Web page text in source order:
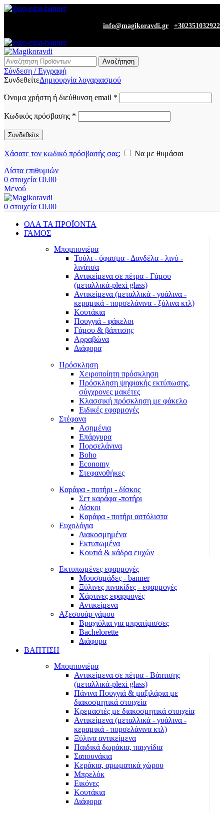
info@magikoravdi.gr +302351032922
Αναζήτηση
Σύνδεση / Εγγραφή
ΣυνδεθείτεΔημιουργία λογαριασμού
Όνομα χρήστη ή διεύθυνση email *
Κωδικός πρόσβασης *
Συνδεθείτε
Χάσατε τον κωδικό πρόσβασής σας;
Να με θυμάσαι
Λίστα επιθυμιών
0 στοιχεία €0.00
Μενού
0 στοιχεία €0.00
ΟΛΑ ΤΑ ΠΡΟΪΟΝΤΑ
ΓΑΜΟΣ
Μπομπονιέρα
Τούλι - ύφασμα - Δανδέλα - λινό -
λινάτσα
Αντικείμενα σε πέτρα - Γάμου
(μεταλλικά-plexi glass)
Αντικείμενα (μεταλλικά - γυάλινα -
κεραμικά - πορσελάνινα - ξύλινα κτλ)
Κουτάκια
Πουγγιά - φάκελοι
Γάμου & βάπτισης
Αρραβώνα
Διάφορα
Πρόσκληση
Χειροποίητη πρόσκληση
Πρόσκληση ψηφιακής εκτύπωσης,
σύγχρονες μακέτες
Κλασσική πρόσκληση με φάκελο
Ειδικές εφαρμογές
Στέφανα
Ασημένια
Επάργυρα
Πορσελάνινα
Boho
Economy
Στεφανοθήκες
Καράφα - ποτήρι - δίσκος
Σετ καράφα -ποτήρι
Δίσκοι
Καράφα - ποτήρι αστόλιστα
Ευχολόγια
Διακοσμημένα
Εκτυπωμένα
Κουτιά & κάδρα ευχών
Εκτυπωμένες εφαρμογές
Μουσαμάδες - banner
Ξύλινες πινακίδες - εφαρμογές
Χάρτινες εφαρμογές
Αντικείμενα
Αξεσουάρ γάμου
Βραχιόλια για μπρατίμισσες
Bachelorette
Διάφορα
ΒΑΠΤΙΣΗ
Μπομπονιέρα
Αντικείμενα σε πέτρα - Βάπτισης
(μεταλλικά-plexi glass)
Πάνινα Πουγγιά & μαξιλάρια με
διακοσμητικά στοιχεία
Κρεμαστές με διακοσμητικά στοιχεία
Αντικείμενα (μεταλλικά - γυάλινα -
κεραμικά - πορσελάνινα κτλ)
Ξύλινα αντικείμενα
Παιδικά δωράκια, παιχνίδια
Σαπουνάκια
Κεράκια, αρωματικά χώρου
Μπρελόκ
Εικόνες
Κουτάκια
Διάφορα